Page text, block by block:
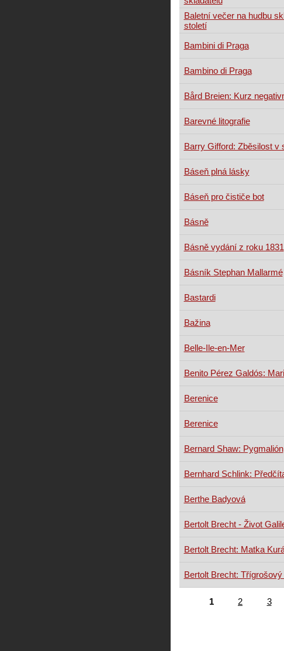
Baletní večer na hudbu
století
Bambini di Praga
Bambino di Praga
Bård Breien: Kurz
Barevné litografie
Barry Gifford: Zběsilost v
Báseň plná lásky
Báseň pro čističe bot
Básně
Básně vydání z roku 1831
Básník Stephan Mallarmé
Bastardi
Bažina
Belle-Ile-en-Mer
Benito Pérez Galdós:
Berenice
Berenice
Bernard Shaw: Pygmalión
Bernhard Schlink:
Berthe Badyová
Bertolt Brecht - Život
Bertolt Brecht: Matka
Bertolt Brecht:
1 2 3